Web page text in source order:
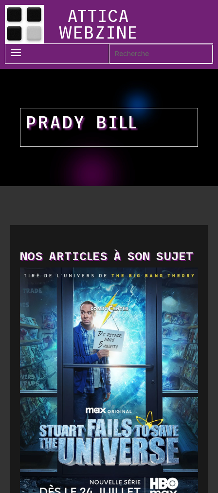
ATTICA
WEBZINE
PRADY BILL
NOS ARTICLES À SON SUJET